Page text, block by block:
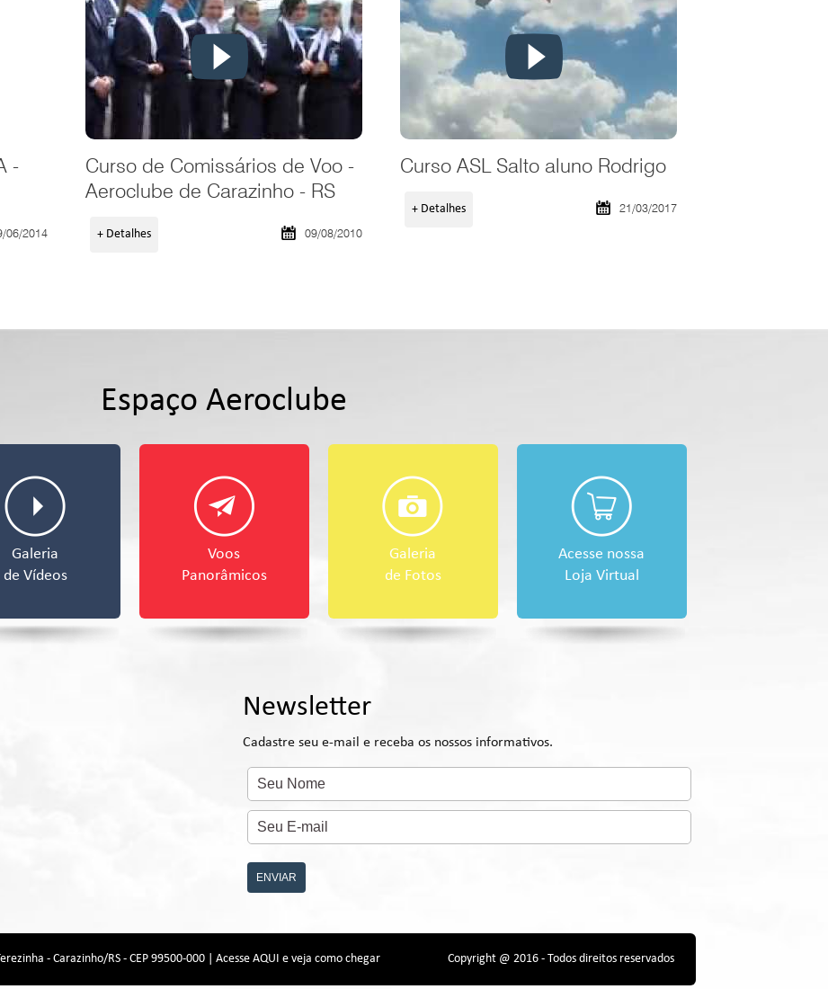
-
06/2014
Curso de Comissários de Voo -
Aeroclube de Carazinho - RS
+ Detalhes 09/08/2010
Curso ASL Salto aluno Rodrigo
+ Detalhes 21/03/2017
Espaço Aeroclube
Galeria
de Vídeos
Voos
Panorâmicos
Galeria
de Fotos
Acesse nossa
Loja Virtual
Newsletter
Cadastre seu e-mail e receba os nossos informativos.
ENVIAR
- Carazinho/RS - CEP 99500-000 | Acesse AQUI e veja como chegar Copyright @ 2016 - Todos direitos reservados